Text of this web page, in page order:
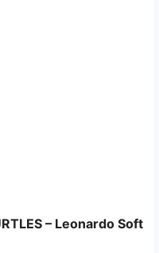
– Leonardo Soft